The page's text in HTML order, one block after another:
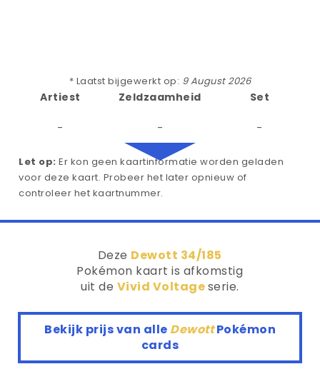
* Laatst bijgewerkt op: 9 August 2026
Artiest
-
Zeldzaamheid
-
Set
-
Let op: Er kon geen kaartinformatie worden geladen
voor deze kaart. Probeer het later opnieuw of
controleer het kaartnummer.
Deze Dewott 34/185
Pokémon kaart is afkomstig
uit de Vivid Voltageserie.
Bekijk prijs van alle DewottPokémon
cards